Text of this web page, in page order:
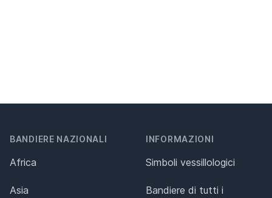
BANDIERE NAZIONALI
Africa
Asia
INFORMAZIONI
Simboli vessillologici
Bandiere di tutti i